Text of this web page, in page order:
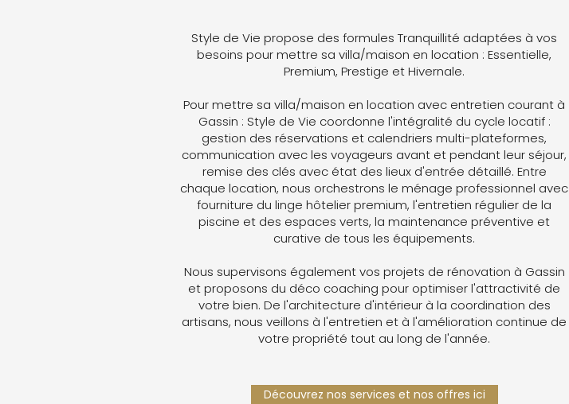
Style de Vie propose des formules Tranquillité adaptées à vos
besoins pour mettre sa villa/maison en location : Essentielle,
Premium, Prestige et Hivernale.
Pour mettre sa villa/maison en location avec entretien courant à
Gassin : Style de Vie coordonne l'intégralité du cycle locatif :
gestion des réservations et calendriers multi-plateformes,
communication avec les voyageurs avant et pendant leur séjour,
remise des clés avec état des lieux d'entrée détaillé. Entre
chaque location, nous orchestrons le ménage professionnel avec
fourniture du linge hôtelier premium, l'entretien régulier de la
piscine et des espaces verts, la maintenance préventive et
curative de tous les équipements.
Nous supervisons également vos projets de rénovation à Gassin
et proposons du déco coaching pour optimiser l'attractivité de
votre bien. De l'architecture d'intérieur à la coordination des
artisans, nous veillons à l'entretien et à l'amélioration continue de
votre propriété tout au long de l'année.
Découvrez nos services et nos offres ici